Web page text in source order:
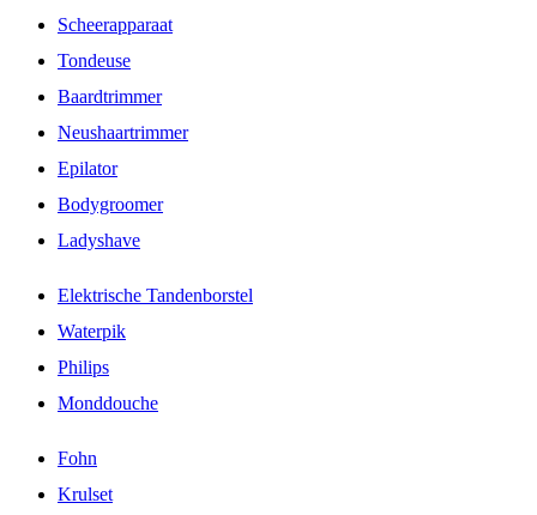
Scheerapparaat
Tondeuse
Baardtrimmer
Neushaartrimmer
Epilator
Bodygroomer
Ladyshave
Elektrische Tandenborstel
Waterpik
Philips
Monddouche
Fohn
Krulset